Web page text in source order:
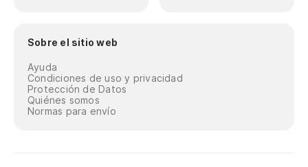
Sobre el sitio web
Ayuda
Condiciones de uso y privacidad
Protección de Datos
Quiénes somos
Normas para envío